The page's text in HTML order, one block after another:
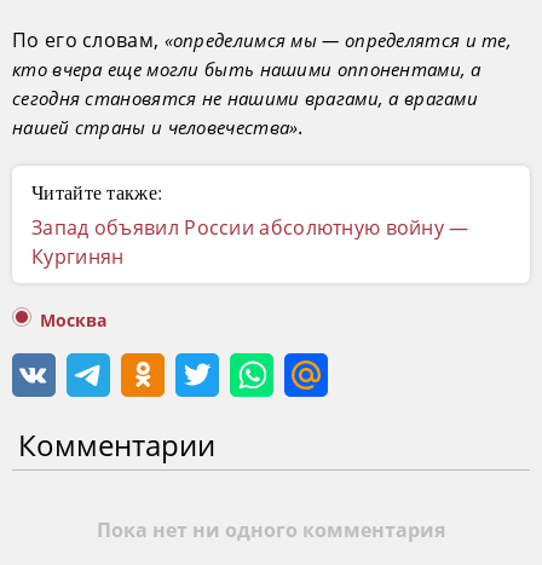
По его словам, «определимся мы — определятся и те,
кто вчера еще могли быть нашими оппонентами, а
сегодня становятся не нашими врагами, а врагами
нашей страны и человечества».
Читайте также:
Запад объявил России абсолютную войну —
Кургинян
Москва
Комментарии
Пока нет ни одного комментария